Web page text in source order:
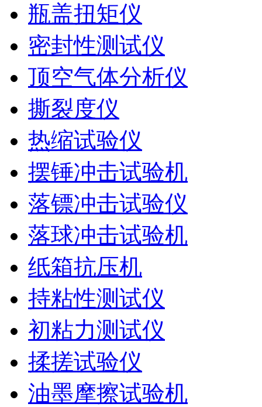
瓶盖扭矩仪
密封性测试仪
顶空气体分析仪
撕裂度仪
热缩试验仪
摆锤冲击试验机
落镖冲击试验仪
落球冲击试验机
纸箱抗压机
持粘性测试仪
初粘力测试仪
揉搓试验仪
油墨摩擦试验机